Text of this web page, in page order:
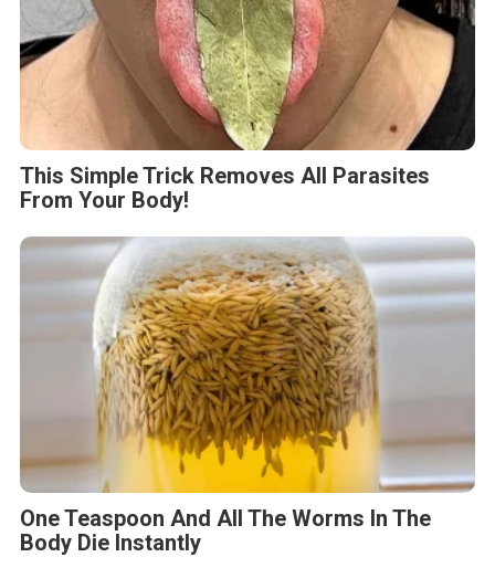
This Simple Trick Removes All Parasites
From Your Body!
One Teaspoon And All The Worms In The
Body Die Instantly